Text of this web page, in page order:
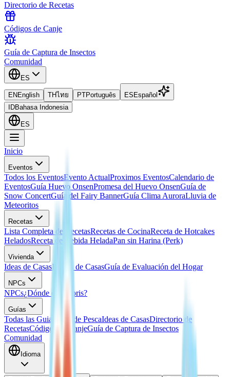
Directorio de Recetas
Códigos de Canje
Guía de Captura de Insectos
Comunidad
ES
EN English THไทย PTPortuguês ES Español
IDBahasa Indonesia
ES
Inicio
Eventos
Todos los EventosEvento ActualProximos EventosCalendario de
EventosGuía Huevo OnsenPromesa del Huevo OnsenGuía de
Snow ConcertGuía del Fairy BannerGuía Clima AuroraLluvia de
Meteoritos
Recetas
Lista Completa de RecetasRecetas de CocinaReceta de Hotcakes
HeladosReceta de Bebida HeladaPan sin Harina (Perk)
Vivienda
Ideas de CasasPlanos de CasasGuía de Evaluación del Hogar
NPCs
NPCs¿Dónde está Doris?
Guías
Todas las Guias Guía de PescaIdeas de CasasDirectorio de
RecetasCódigos de CanjeGuía de Captura de Insectos
Comunidad
Idioma